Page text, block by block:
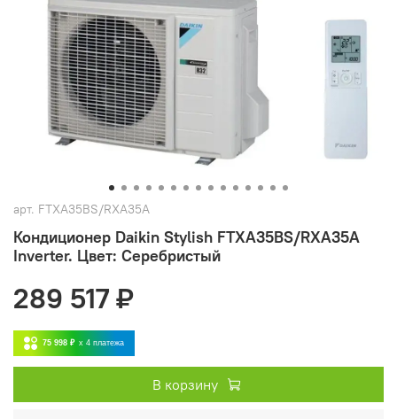
арт. FTXA35BS/RXA35A
Кондиционер Daikin Stylish FTXA35BS/RXA35A
Inverter. Цвет: Серебристый
289 517 ₽
75 998 ₽ x 4 платежа
В корзину